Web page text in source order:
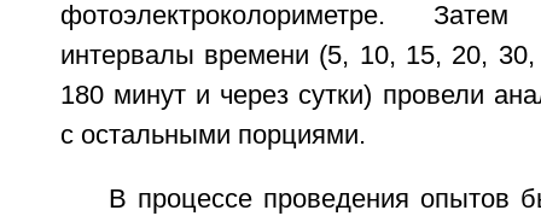
фотоэлектроколориметре.
интервалы времени (5, 10, 15, 20,
180 минут и через сутки) провели
с остальными порциями.
В процессе проведения опытов